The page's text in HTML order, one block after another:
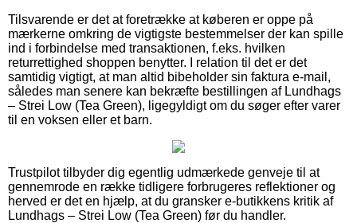
Tilsvarende er det at foretrække at køberen er oppe på
mærkerne omkring de vigtigste bestemmelser der kan spille
ind i forbindelse med transaktionen, f.eks. hvilken
returrettighed shoppen benytter. I relation til det er det
samtidig vigtigt, at man altid bibeholder sin faktura e-mail,
således man senere kan bekræfte bestillingen af Lundhags
– Strei Low (Tea Green), ligegyldigt om du søger efter varer
til en voksen eller et barn.
Trustpilot tilbyder dig egentlig udmærkede genveje til at
gennemrode en række tidligere forbrugeres reflektioner og
herved er det en hjælp, at du gransker e-butikkens kritik af
Lundhags – Strei Low (Tea Green) før du handler.